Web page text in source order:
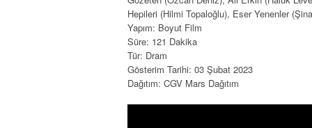
Hepileri (Hilmi Topaloğlu), Eser Yenenler
Yapım: Boyut Film
Süre: 121 Dakika
Tür: Dram
Gösterim Tarihi: 03 Şubat 2023
Dağıtım: CGV Mars Dağıtım